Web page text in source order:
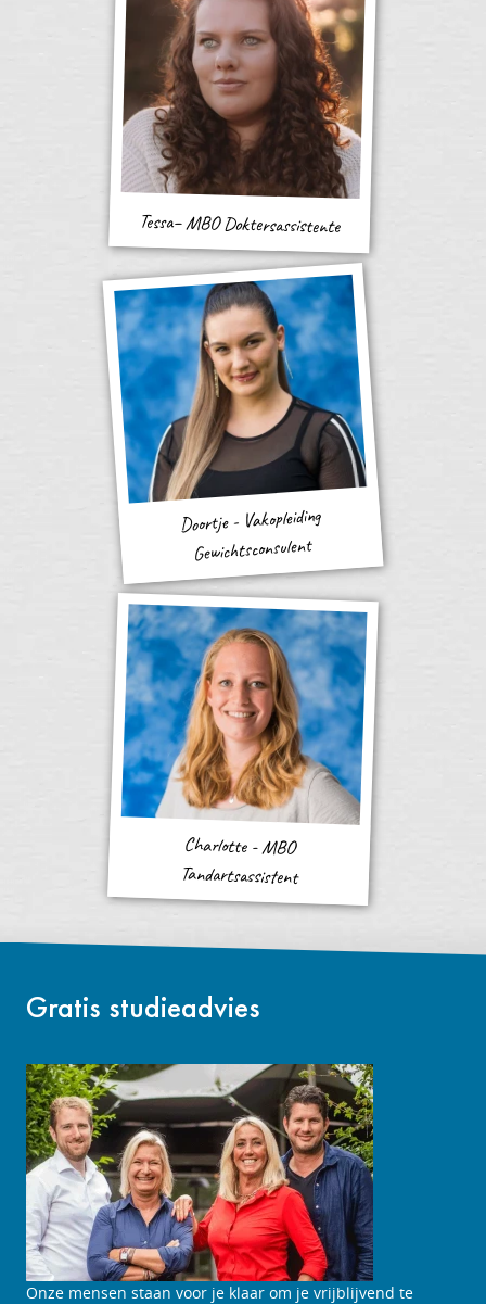
Tessa– MBO Doktersassistente
Doortje - Vakopleiding
Gewichtsconsulent
Charlotte - MBO
Tandartsassistent
Gratis studieadvies
Onze mensen staan voor je klaar om je vrijblijvend te